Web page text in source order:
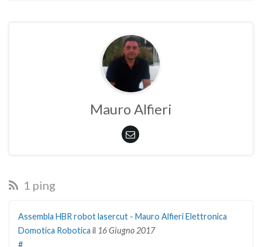
Mauro Alfieri
1 ping
Assembla HBR robot lasercut - Mauro Alfieri Elettronica
Domotica Robotica il 16 Giugno 2017
#